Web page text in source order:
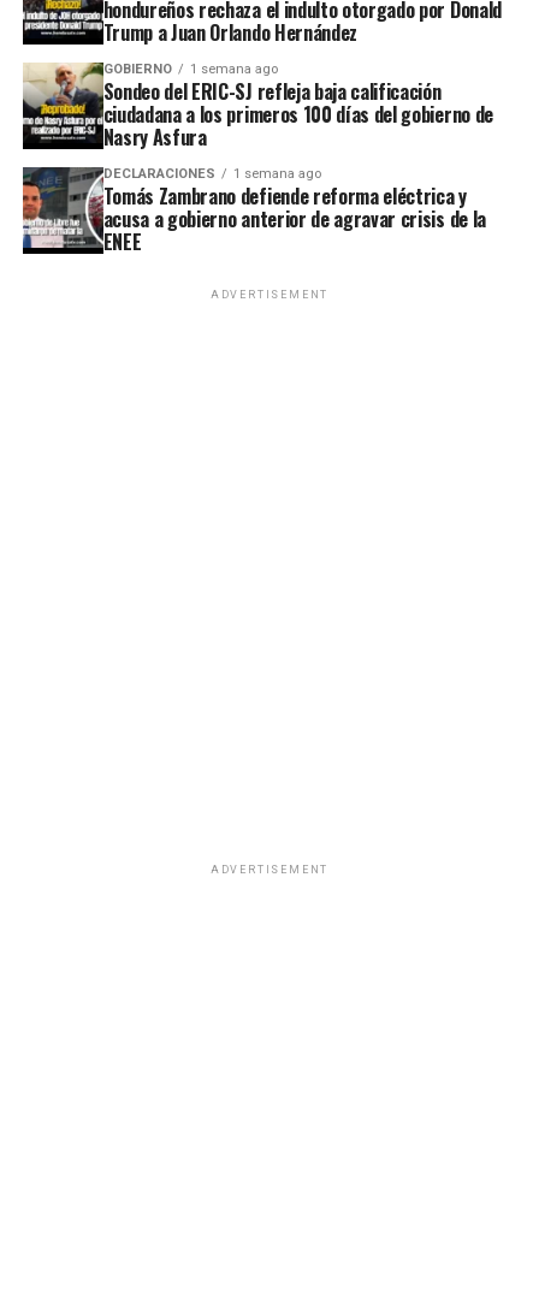
hondureños rechaza el indulto otorgado por Donald
Trump a Juan Orlando Hernández
GOBIERNO 1 semana ago
Sondeo del ERIC-SJ refleja baja calificación
ciudadana a los primeros 100 días del gobierno de
Nasry Asfura
DECLARACIONES 1 semana ago
Tomás Zambrano defiende reforma eléctrica y
acusa a gobierno anterior de agravar crisis de la
ENEE
ADVERTISEMENT
ADVERTISEMENT